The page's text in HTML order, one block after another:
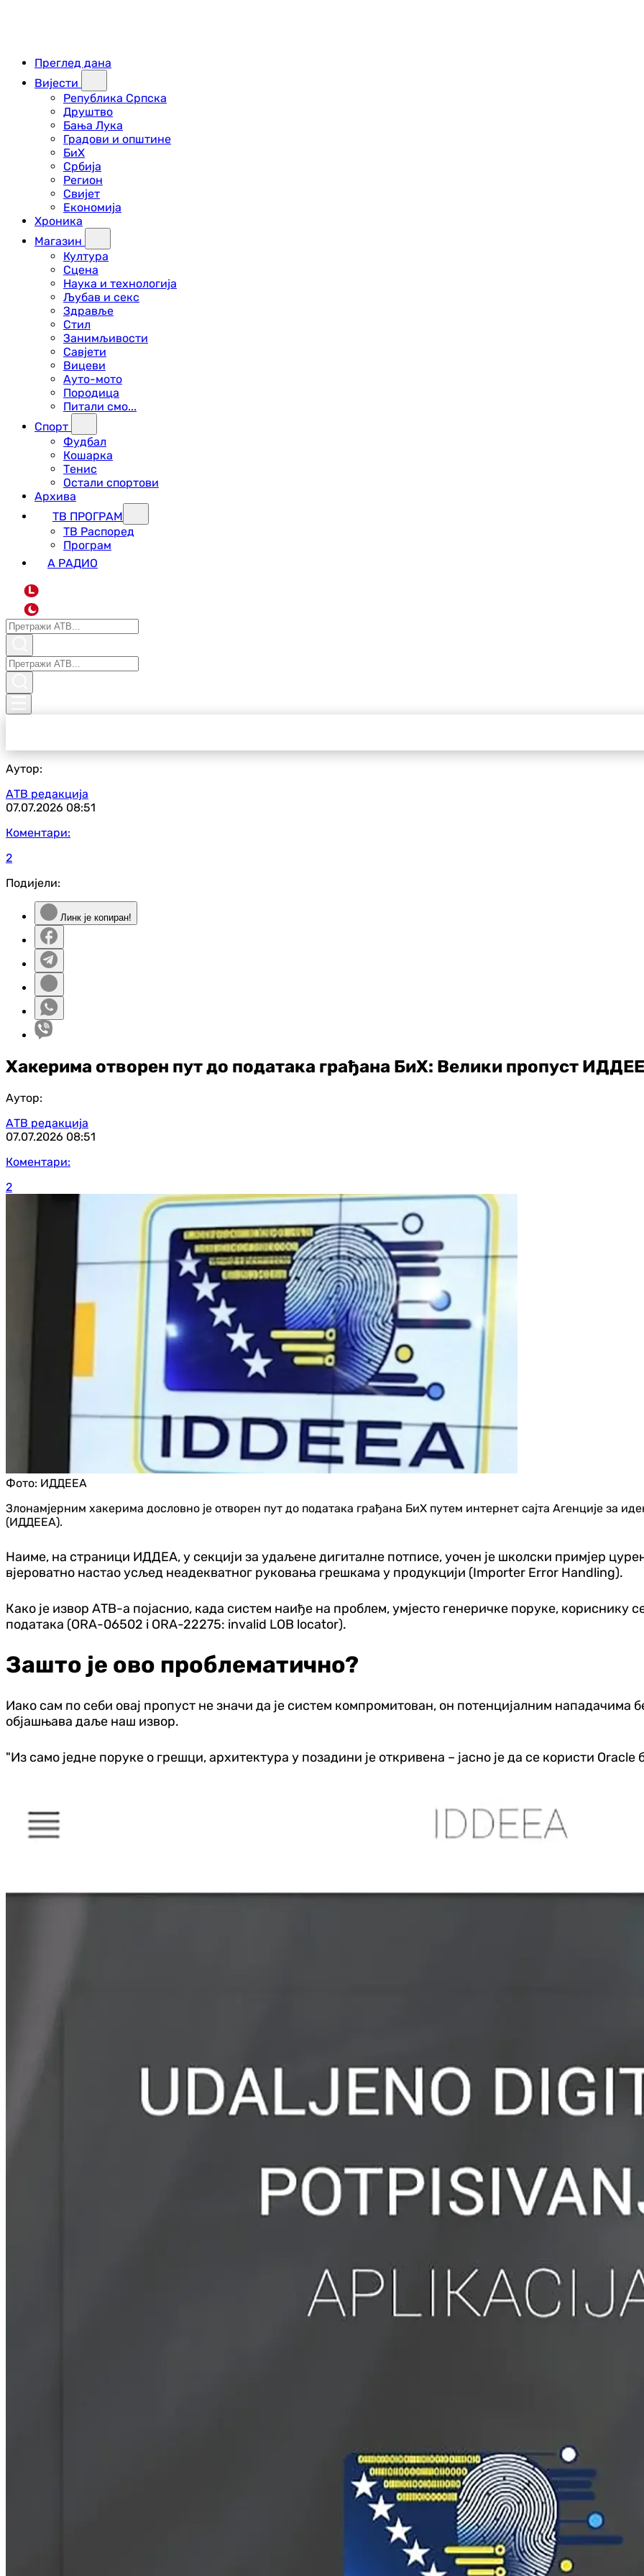
Преглед дана
Вијести
Република Српска
Друштво
Бања Лука
Градови и општине
БиХ
Србија
Регион
Свијет
Економија
Хроника
Магазин
Култура
Сцена
Наука и технологија
Љубав и секс
Здравље
Стил
Занимљивости
Савјети
Вицеви
Ауто-мото
Породица
Питали смо...
Спорт
Фудбал
Кошарка
Тенис
Остали спортови
Архива
ТВ ПРОГРАМ
ТВ Распоред
Програм
А РАДИО
L
Аутор:
АТВ редакција
07.07.2026 08:51
Коментари:
2
Подијели:
Линк је копиран!
Хакерима отворен пут до података грађана БиХ: Велики пропуст
Аутор:
АТВ редакција
07.07.2026 08:51
Коментари:
2
Фото: ИДДЕЕА
Злонамјерним хакерима дословно је отворен пут до података грађана БиХ путем интернет сајта Агенције за
(ИДДЕЕА).
Наиме, на страници ИДДЕА, у секцији за удаљене дигиталне потписе, уочен је школски примјер
вјероватно настао усљед неадекватног руковања грешкама у продукцији (Importer Error Handling).
Како је извор АТВ-а појаснио, када систем наиђе на проблем, умјесто генеричке поруке, кориснику
података (ORA-06502 i ORA-22275: invalid LOB locator).
Зашто је ово проблематично?
Иако сам по себи овај пропуст не значи да је систем компромитован, он потенцијалним
објашњава даље наш извор.
"Из само једне поруке о грешци, архитектура у позадини је откривена – јасно је да се користи Oracle